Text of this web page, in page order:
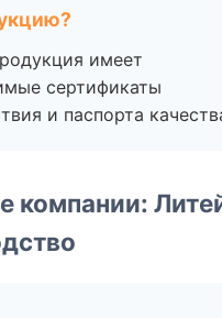
имеет
сертификаты
и паспорта
компании: